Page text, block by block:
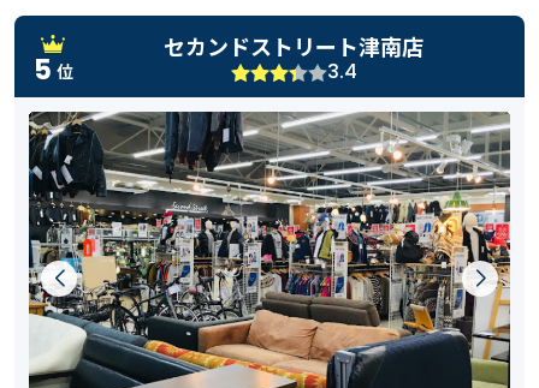
5 位
セカンドストリート津南店
3.4